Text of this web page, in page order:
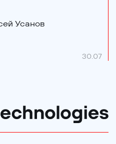
Усанов
30.07